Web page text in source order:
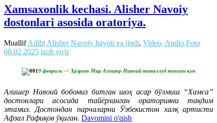
Xamsaxonlik kechasi. Alisher Navoiy
dostonlari asosida oratoriya.
MuallifAdib: Alisher Navoiy hayoti va ijodi, Video, Audio,Foto
08.02.2025 izoh yo'q
9 февраль — Ҳазрат Мир Алишер Навоий таваллуд топган кун
Алишер Навоий бобомиз битган шоҳ асар бўлмиш “Хамса”
достонлари асосида тайёрланган ораторияни тақдим
этамиз. Достондан парчаларни Ўзбекистон халқ артисти
Афзал Рафиқов ўқиган. Davomini o'qish